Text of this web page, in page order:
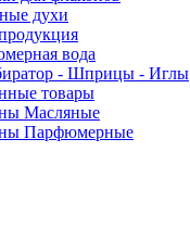
духи
вода
- Шприцы - Иглы
товары
Масляные
Парфюмерные